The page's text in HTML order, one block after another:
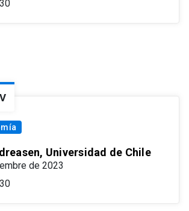
Universidad de Chile
de 2023